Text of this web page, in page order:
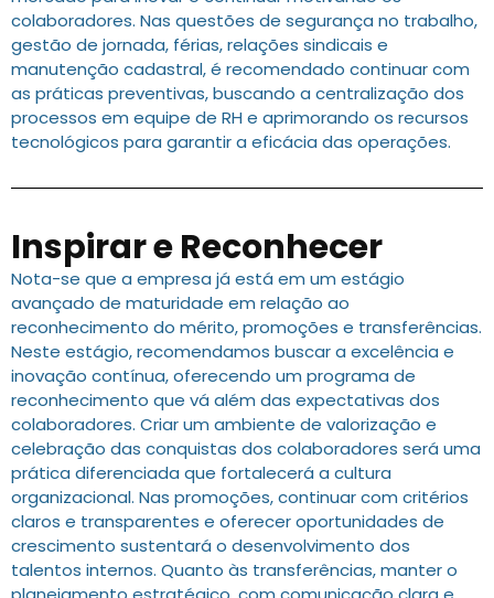
colaboradores. Nas questões de segurança no trabalho,
gestão de jornada, férias, relações sindicais e
manutenção cadastral, é recomendado continuar com
as práticas preventivas, buscando a centralização dos
processos em equipe de RH e aprimorando os recursos
tecnológicos para garantir a eficácia das operações.
Inspirar e Reconhecer
Nota-se que a empresa já está em um estágio
avançado de maturidade em relação ao
reconhecimento do mérito, promoções e transferências.
Neste estágio, recomendamos buscar a excelência e
inovação contínua, oferecendo um programa de
reconhecimento que vá além das expectativas dos
colaboradores. Criar um ambiente de valorização e
celebração das conquistas dos colaboradores será uma
prática diferenciada que fortalecerá a cultura
organizacional. Nas promoções, continuar com critérios
claros e transparentes e oferecer oportunidades de
crescimento sustentará o desenvolvimento dos
talentos internos. Quanto às transferências, manter o